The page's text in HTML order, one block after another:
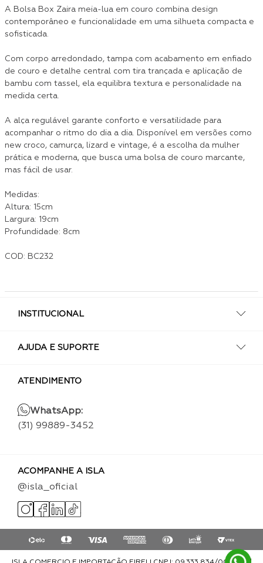
A Bolsa Box Zaira meia-lua em couro combina design
contemporâneo e funcionalidade em uma silhueta compacta e
sofisticada.
Com corpo arredondado, tampa com acabamento em enfiado
de couro e detalhe central com tira trançada e aplicação de
bambu com tassel, ela equilibra textura e personalidade na
medida certa.
A alça regulável garante conforto e versatilidade para
acompanhar o ritmo do dia a dia. Disponível em versões como
new croco, camurça, lizard e vintage, é a escolha da mulher
prática e moderna, que busca uma bolsa de couro marcante,
mas fácil de usar.
Medidas:
Altura: 15cm
Largura: 19cm
Profundidade: 8cm
COD: BC232
INSTITUCIONAL
AJUDA E SUPORTE
ATENDIMENTO
WhatsApp:
(31) 99889-3452
ACOMPANHE A ISLA
@isla_oficial